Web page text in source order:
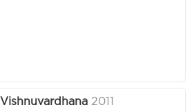
Vishnuvardhana 2011